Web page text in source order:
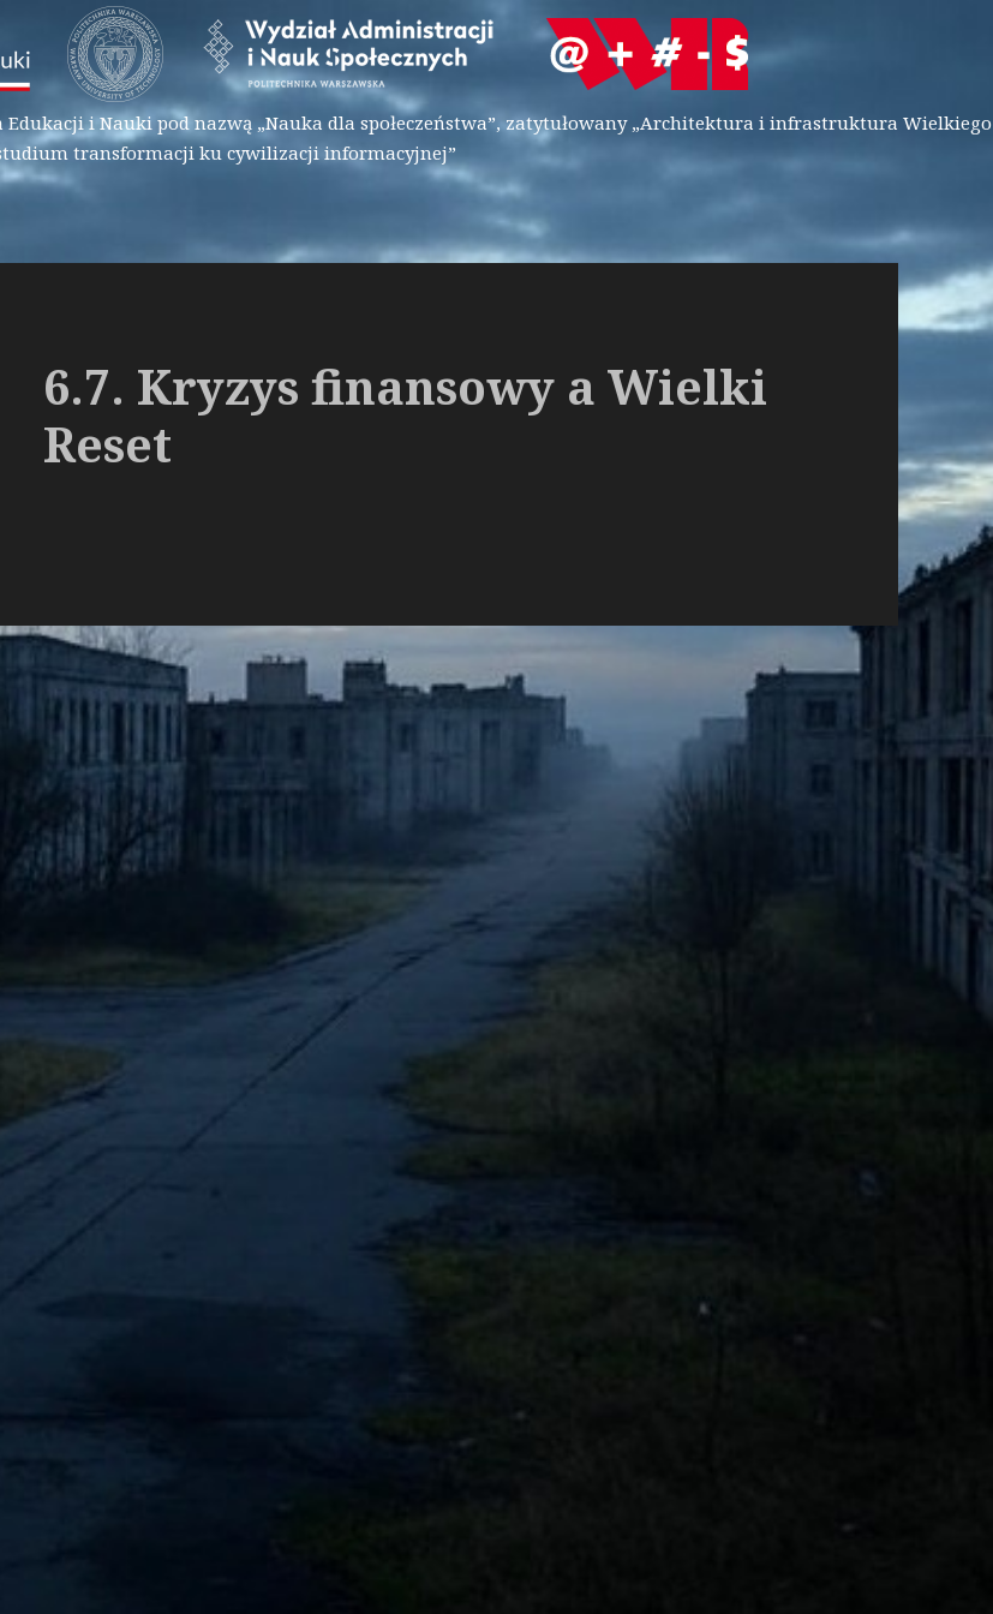
i Nauki pod nazwą „Nauka dla społeczeństwa”, zatytułowany „Architektura i infrastruktura Wielkiego
transformacji ku cywilizacji informacyjnej”
6.7. Kryzys finansowy a Wielki
Reset